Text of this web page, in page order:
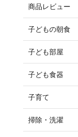
商品レビュー
子どもの朝食
子ども部屋
子ども食器
子育て
掃除・洗濯